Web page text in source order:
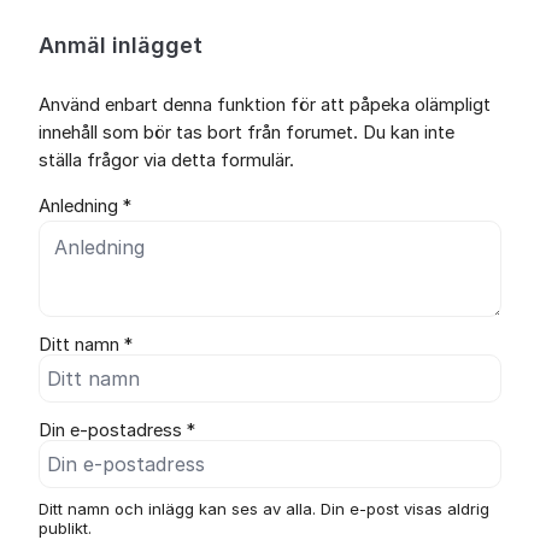
Anmäl inlägget
Använd enbart denna funktion för att påpeka olämpligt
innehåll som bör tas bort från forumet. Du kan inte
ställa frågor via detta formulär.
Anledning *
Ditt namn *
Din e-postadress *
Ditt namn och inlägg kan ses av alla. Din e-post visas aldrig
publikt.